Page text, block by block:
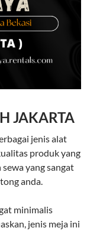
JAKARTA
jenis alat
produk yang
yang sangat
anda.
minimalis
jenis meja ini